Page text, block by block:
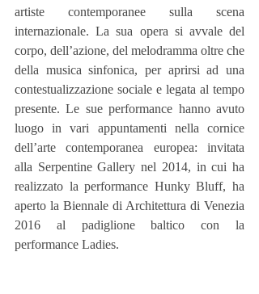
artiste contemporanee sulla scena
internazionale. La sua opera si avvale del
corpo, dell’azione, del melodramma oltre che
della musica sinfonica, per aprirsi ad una
contestualizzazione sociale e legata al tempo
presente. Le sue performance hanno avuto
luogo in vari appuntamenti nella cornice
dell’arte contemporanea europea: invitata
alla Serpentine Gallery nel 2014, in cui ha
realizzato la performance Hunky Bluff, ha
aperto la Biennale di Architettura di Venezia
2016 al padiglione baltico con la
performance Ladies.